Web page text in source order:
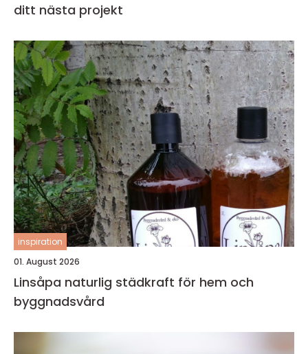
ditt nästa projekt
inspiration
01. August 2026
Linsåpa naturlig städkraft för hem och
byggnadsvård